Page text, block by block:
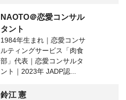
NAOTO＠恋愛コンサル
タント
1984年生まれ｜恋愛コンサ
ルティングサービス「肉食
部」代表｜恋愛コンサルタ
ント｜2023年 JADP認...
鈴江 憲